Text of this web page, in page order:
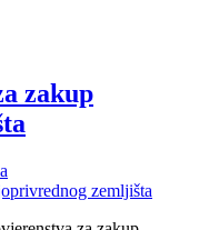
zakup